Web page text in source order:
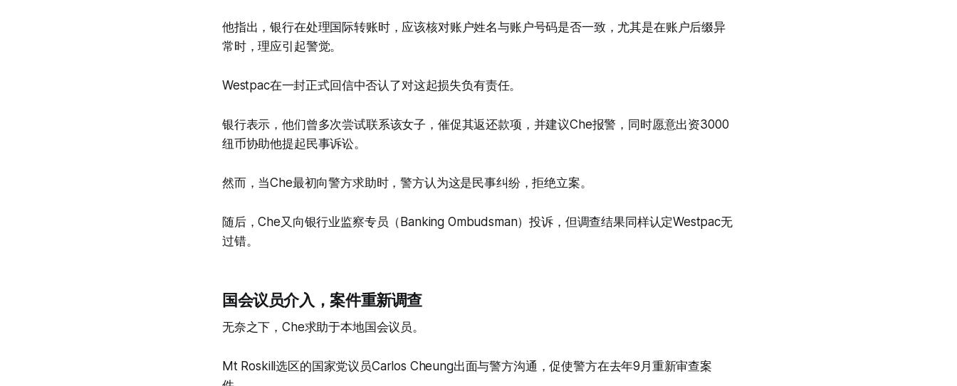
他指出，银行在处理国际转账时，应该核对账户姓名与账户号码是否一致，尤其是在账户后缀异
常时，理应引起警觉。
Westpac在一封正式回信中否认了对这起损失负有责任。
银行表示，他们曾多次尝试联系该女子，催促其返还款项，并建议Che报警，同时愿意出资3000
纽币协助他提起民事诉讼。
然而，当Che最初向警方求助时，警方认为这是民事纠纷，拒绝立案。
随后，Che又向银行业监察专员（Banking Ombudsman）投诉，但调查结果同样认定Westpac无
过错。
国会议员介入，案件重新调查
无奈之下，Che求助于本地国会议员。
Mt Roskill选区的国家党议员Carlos Cheung出面与警方沟通，促使警方在去年9月重新审查案